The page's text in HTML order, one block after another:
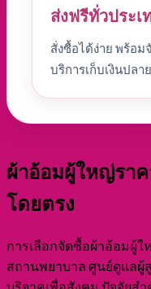
ส่งฟรีทั่วประเ
สั่งซื้อได้ง่าย พร้อม
บริการเก็บเงินปลา
ผ้าอ้อมผู้ใหญ่ราค
โดยตรง
การเลือกจัดซื้อผ้าอ้อมผู้
สถานพยาบาล ศูนย์ดูแลผู้